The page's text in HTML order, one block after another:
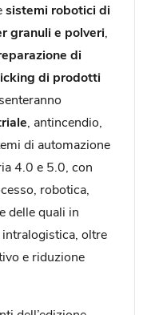
sistemi robotici di
granuli e polveri,
di
di prodotti
, antincendio,
di automazione
4.0 e 5.0, con
robotica,
delle quali in
oltre
e riduzione